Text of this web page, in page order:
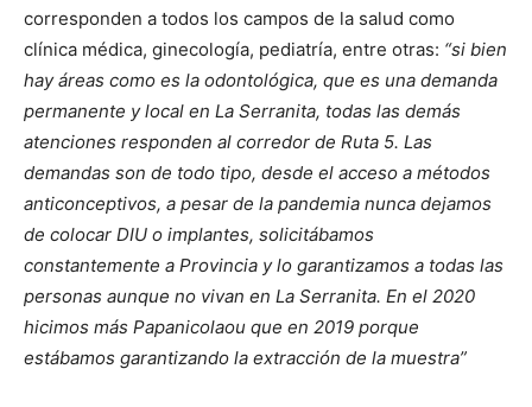
corresponden a todos los campos de la salud como
clínica médica, ginecología, pediatría, entre otras: “si bien
hay áreas como es la odontológica, que es una demanda
permanente y local en La Serranita, todas las demás
atenciones responden al corredor de Ruta 5. Las
demandas son de todo tipo, desde el acceso a métodos
anticonceptivos, a pesar de la pandemia nunca dejamos
de colocar DIU o implantes, solicitábamos
constantemente a Provincia y lo garantizamos a todas las
personas aunque no vivan en La Serranita. En el 2020
hicimos más Papanicolaou que en 2019 porque
estábamos garantizando la extracción de la muestra”